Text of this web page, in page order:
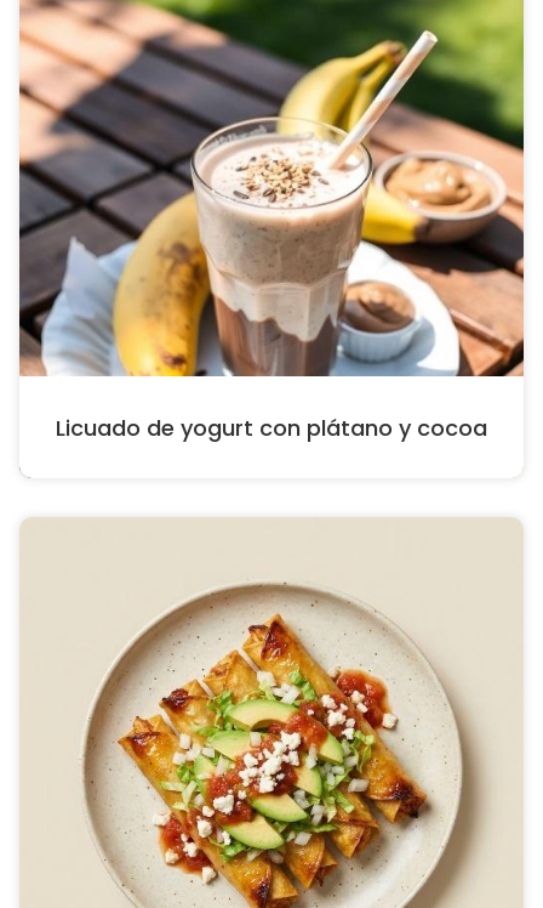
Licuado de yogurt con plátano y cocoa